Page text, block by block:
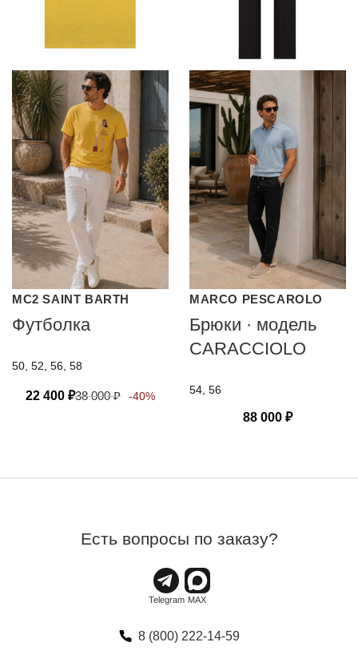
MC2 SAINT BARTH
Футболка
50, 52, 56, 58
22 400 ₽38 000₽ -40%
MARCO PESCAROLO
Брюки · модель
CARACCIOLO
54, 56
88 000 ₽
Есть вопросы по заказу?
8 (800) 222-14-59